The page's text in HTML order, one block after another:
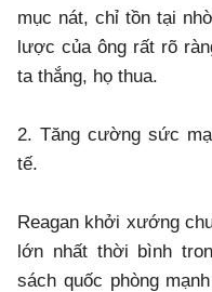
mục nát, chỉ tồn tại
lược của ông rất rõ
ta thắng, họ thua.
2. Tăng cường sức
tế.
Reagan khởi xướng
lớn nhất thời bình
sách quốc phòng